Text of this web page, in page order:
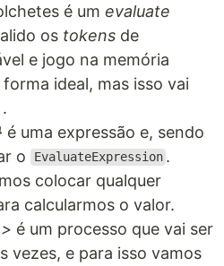
é um evaluate
os tokens de
e jogo na memória
ideal, mas isso vai
é uma expressão e, sendo
o
EvaluateExpression .
colocar qualquer
calcularmos o valor.
é um processo que vai ser
vezes, e para isso vamos